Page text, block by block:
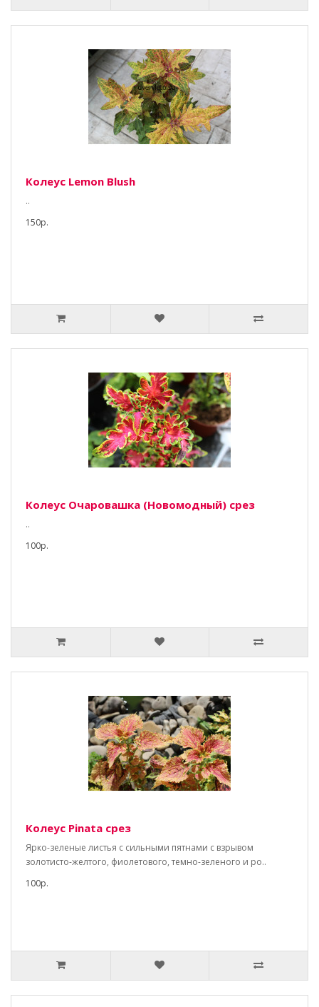
Колеус Lemon Blush
..
150р.
Колеус Очаровашка (Новомодный) срез
..
100р.
Колеус Pinata срез
Ярко-зеленые листья с сильными пятнами с взрывом
золотисто-желтого, фиолетового, темно-зеленого и ро..
100р.